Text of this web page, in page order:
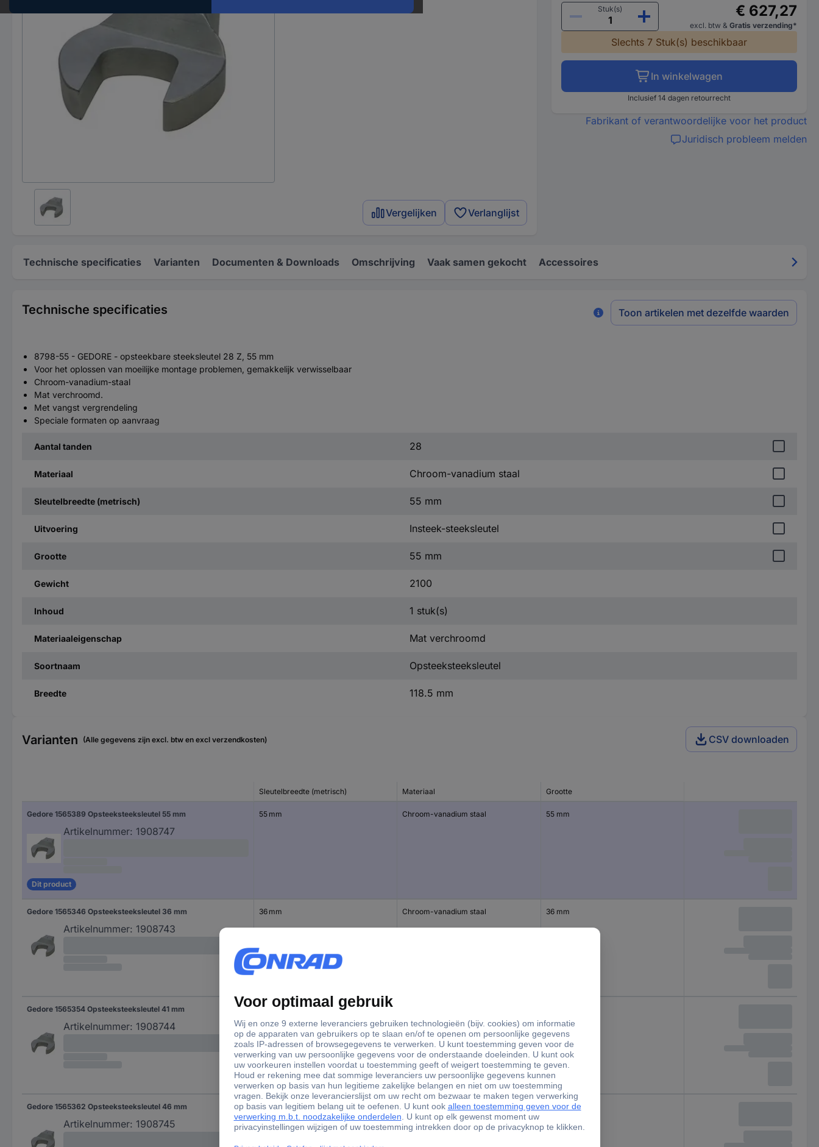
Vergelijken Verlanglijst
Stuk(s)
€ 627,27
excl. btw & Gratis verzending*
Slechts 7 Stuk(s) beschikbaar
In winkelwagen
Inclusief 14 dagen retourrecht
Fabrikant of verantwoordelijke voor het product
Juridisch probleem melden
Technische specificaties Varianten Documenten & Downloads Omschrijving Vaak samen gekocht Accessoires
Technische specificaties Toon artikelen met dezelfde waarden
8798-55 - GEDORE - opsteekbare steeksleutel 28 Z, 55 mm
Voor het oplossen van moeilijke montage problemen, gemakkelijk verwisselbaar
Chroom-vanadium-staal
Mat verchroomd.
Met vangst vergrendeling
Speciale formaten op aanvraag
Aantal tanden 28
Materiaal Chroom-vanadium staal
Sleutelbreedte (metrisch) 55 mm
Uitvoering Insteek-steeksleutel
Grootte 55 mm
Gewicht 2100
Inhoud 1 stuk(s)
Materiaaleigenschap Mat verchroomd
Soortnaam Opsteeksteeksleutel
Breedte 118.5 mm
Varianten (Alle gegevens zijn excl. btw en excl verzendkosten) CSV downloaden
Sleutelbreedte (metrisch) Materiaal Grootte
Gedore 1565389 Opsteeksteeksleutel 55 mm
Artikelnummer: 1908747
Dit product
55 mm Chroom-vanadium staal 55 mm
Gedore 1565346 Opsteeksteeksleutel 36 mm
Artikelnummer: 1908743
36 mm Chroom-vanadium staal 36 mm
Gedore 1565354 Opsteeksteeksleutel 41 mm
Artikelnummer: 1908744
41 mm
Gedore 1565362 Opsteeksteeksleutel 46 mm
Artikelnummer: 1908745
46 mm Chroom-vanadium staal 46 mm